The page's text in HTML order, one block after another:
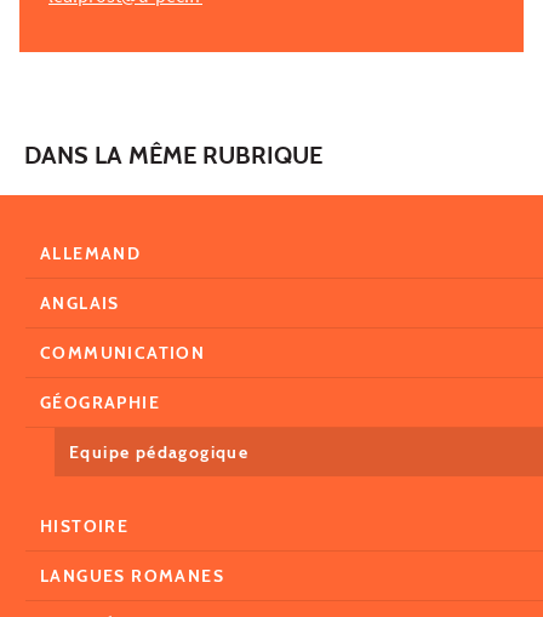
DANS LA MÊME RUBRIQUE
ALLEMAND
ANGLAIS
COMMUNICATION
GÉOGRAPHIE
Equipe pédagogique
HISTOIRE
LANGUES ROMANES